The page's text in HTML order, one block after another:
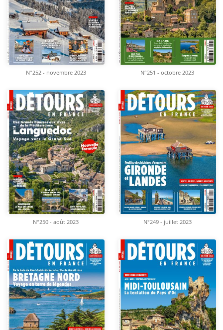
N°252 - novembre 2023 N°251 - octobre 2023
N°250 - août 2023 N°249 - juillet 2023